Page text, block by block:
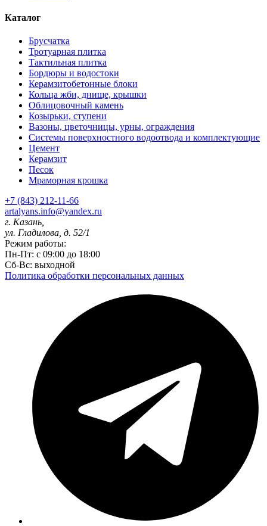
Каталог
Брусчатка
Тротуарная плитка
Тактильная плитка
Бордюры и водостоки
Керамзитобетонные блоки
Кольца жби, днище, крышки
Облицовочный камень
Козырьки, ступени
Вазоны, цветочницы, урны, ограждения
Системы поверхностного водоотвода и комплектующие
Цемент
Керамзит
Песок
Мраморная крошка
+7 (843) 212-11-66
artalyans.info@yandex.ru
г. Казань,
ул. Гладилова, д. 52/1
Режим работы:
Пн-Пт: с 09:00 до 18:00
Сб-Вс: выходной
Политика обработки персональных данных